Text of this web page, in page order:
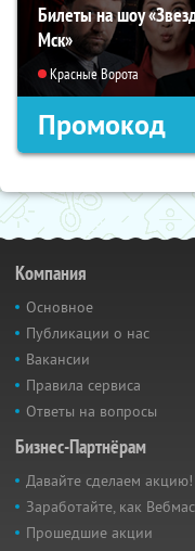
Билеты на шоу
Мск»
Красные Ворота
Промокод
Компания
Основное
Публикации о нас
Вакансии
Правила сервиса
Ответы на вопросы
Бизнес-Партнёрам
Давайте сделаем акцию!
Заработайте, как
Прошедшие акции